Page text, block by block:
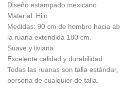
Diseño estampado mexicano
Material: Hilo
Medidas: 90 cm de hombro hacia
la ruana extendida 180 cm.
Suave y liviana
Excelente calidad y durabilidad.
Todas las ruanas son talla
persona de cualquier de talla.